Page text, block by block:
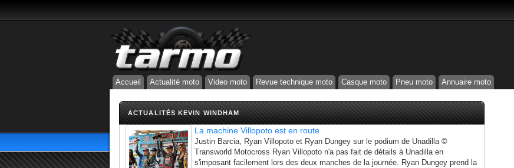
Accueil Actualité moto Video moto Revue technique moto Casque moto Pneu moto Annuaire moto
ACTUALITÉS KEVIN WINDHAM
La machine Villopoto est en route
Justin Barcia, Ryan Villopoto et Ryan Dungey sur le podium de Unadilla ©
Transworld Motocross Ryan Villopoto n'a pas fait de détails à Unadilla en
s'imposant facilement lors des deux manches de la journée. Ryan Dungey prend la